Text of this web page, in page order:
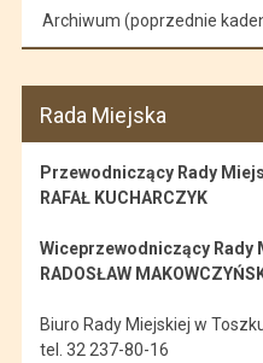
Archiwum (poprzednie
Rada Miejska
Przewodniczący Rady
RAFAŁ KUCHARCZYK
Wiceprzewodniczący Rady
RADOSŁAW
Biuro Rady Miejskiej w
tel. 32 237-80-16